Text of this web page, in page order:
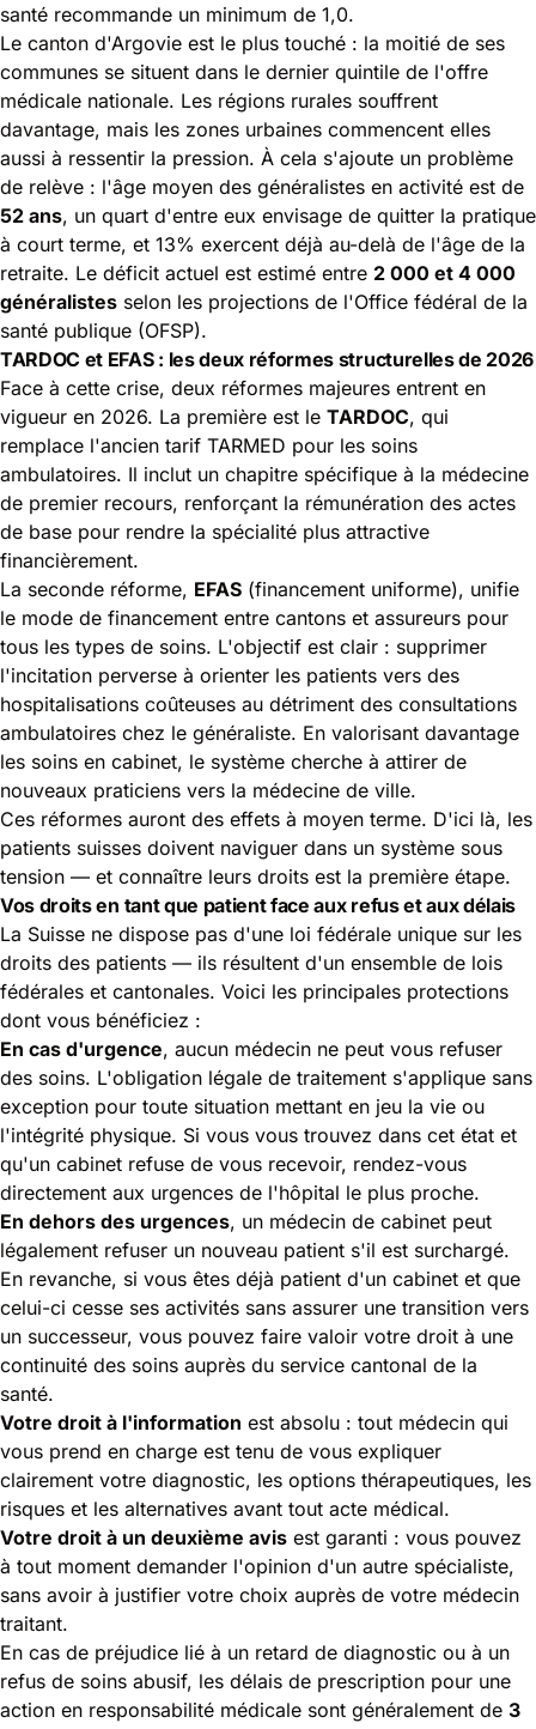
santé recommande un minimum de 1,0.
Le canton d'Argovie est le plus touché : la moitié de ses
communes se situent dans le dernier quintile de l'offre
médicale nationale. Les régions rurales souffrent
davantage, mais les zones urbaines commencent elles
aussi à ressentir la pression. À cela s'ajoute un problème
de relève : l'âge moyen des généralistes en activité est de
52 ans, un quart d'entre eux envisage de quitter la pratique
à court terme, et 13% exercent déjà au-delà de l'âge de la
retraite. Le déficit actuel est estimé entre 2 000 et 4 000
généralistes selon les projections de l'Office fédéral de la
santé publique (OFSP).
TARDOC et EFAS : les deux réformes structurelles de 2026
Face à cette crise, deux réformes majeures entrent en
vigueur en 2026. La première est le TARDOC, qui
remplace l'ancien tarif TARMED pour les soins
ambulatoires. Il inclut un chapitre spécifique à la médecine
de premier recours, renforçant la rémunération des actes
de base pour rendre la spécialité plus attractive
financièrement.
La seconde réforme, EFAS (financement uniforme), unifie
le mode de financement entre cantons et assureurs pour
tous les types de soins. L'objectif est clair : supprimer
l'incitation perverse à orienter les patients vers des
hospitalisations coûteuses au détriment des consultations
ambulatoires chez le généraliste. En valorisant davantage
les soins en cabinet, le système cherche à attirer de
nouveaux praticiens vers la médecine de ville.
Ces réformes auront des effets à moyen terme. D'ici là, les
patients suisses doivent naviguer dans un système sous
tension — et connaître leurs droits est la première étape.
Vos droits en tant que patient face aux refus et aux délais
La Suisse ne dispose pas d'une loi fédérale unique sur les
droits des patients — ils résultent d'un ensemble de lois
fédérales et cantonales. Voici les principales protections
dont vous bénéficiez :
En cas d'urgence, aucun médecin ne peut vous refuser
des soins. L'obligation légale de traitement s'applique sans
exception pour toute situation mettant en jeu la vie ou
l'intégrité physique. Si vous vous trouvez dans cet état et
qu'un cabinet refuse de vous recevoir, rendez-vous
directement aux urgences de l'hôpital le plus proche.
En dehors des urgences, un médecin de cabinet peut
légalement refuser un nouveau patient s'il est surchargé.
En revanche, si vous êtes déjà patient d'un cabinet et que
celui-ci cesse ses activités sans assurer une transition vers
un successeur, vous pouvez faire valoir votre droit à une
continuité des soins auprès du service cantonal de la
santé.
Votre droit à l'information est absolu : tout médecin qui
vous prend en charge est tenu de vous expliquer
clairement votre diagnostic, les options thérapeutiques, les
risques et les alternatives avant tout acte médical.
Votre droit à un deuxième avis est garanti : vous pouvez
à tout moment demander l'opinion d'un autre spécialiste,
sans avoir à justifier votre choix auprès de votre médecin
traitant.
En cas de préjudice lié à un retard de diagnostic ou à un
refus de soins abusif, les délais de prescription pour une
action en responsabilité médicale sont généralement de 3